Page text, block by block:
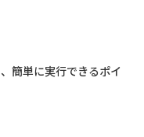
簡単に実行できるポイ